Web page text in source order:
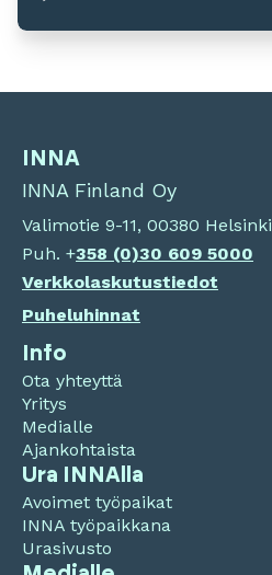
INNA
INNA Finland Oy
Valimotie 9-11, 00380 Helsinki
Puh. +358 (0)30 609 5000
Verkkolaskutustiedot
Puheluhinnat
Info
Ota yhteyttä
Yritys
Medialle
Ajankohtaista
Ura INNAlla
Avoimet työpaikat
INNA työpaikkana
Urasivusto